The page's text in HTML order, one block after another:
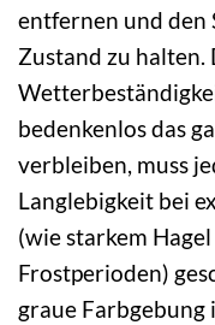
entfernen und den
Zustand zu halten.
bedenkenlos das
verbleiben, muss
Langlebigkeit bei
(wie starkem
Frostperioden)
graue